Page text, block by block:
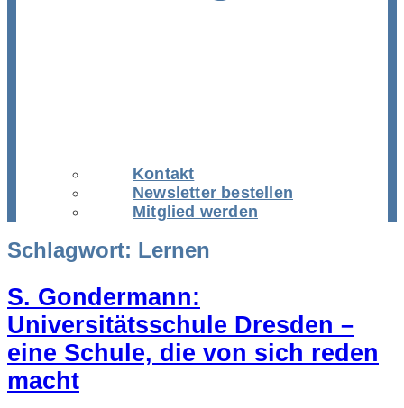
Kontakt
Newsletter bestellen
Mitglied werden
Schlagwort: Lernen
S. Gondermann:
Universitätsschule Dresden –
eine Schule, die von sich reden
macht